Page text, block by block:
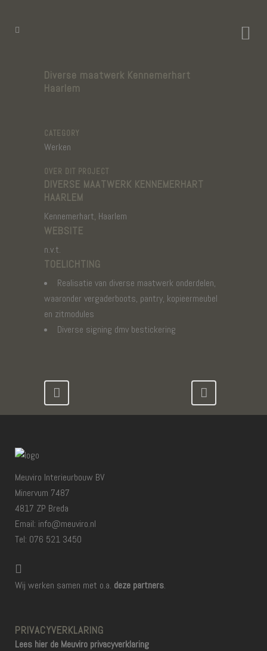
Diverse maatwerk Kennemerhart
Haarlem
CATEGORY
Werken
OVER DIT PROJECT
DIVERSE MAATWERK KENNEMERHART
HAARLEM
Kennemerhart, Haarlem
WEBSITE
n.v.t.
TOELICHTING
Realisatie van diverse maatwerk onderdelen,
waaronder vergaderboots, pantry, kopieermeubel
en zitmodules
Diverse signing dmv bestickering
Meuviro Interieurbouw BV
Minervum 7487
4817 ZP Breda
Email: info@meuviro.nl
Tel: 076 521 3450
Wij werken samen met o.a. deze partners.
PRIVACYVERKLARING
Lees hier de Meuviro privacyverklaring